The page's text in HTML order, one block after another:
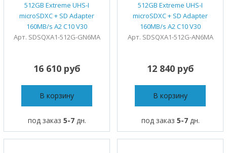
512GB Extreme UHS-I
microSDXC + SD Adapter
160MB/s A2 C10 V30
Арт. SDSQXA1-512G-GN6MA
16 610 руб
В корзину
под заказ 5-7дн.
512GB Extreme UHS-I
microSDXC + SD Adapter
160MB/s A2 C10 V30
Арт. SDSQXA1-512G-AN6MA
12 840 руб
В корзину
под заказ 5-7дн.